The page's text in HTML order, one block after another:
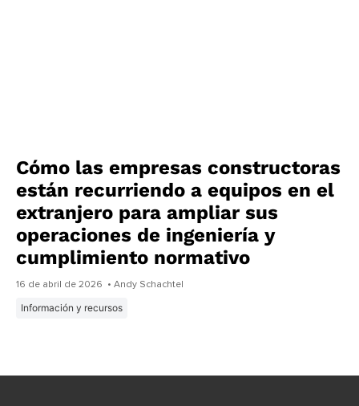
Cómo las empresas constructoras
están recurriendo a equipos en el
extranjero para ampliar sus
operaciones de ingeniería y
cumplimiento normativo
16 de abril de 2026 • Andy Schachtel
Información y recursos